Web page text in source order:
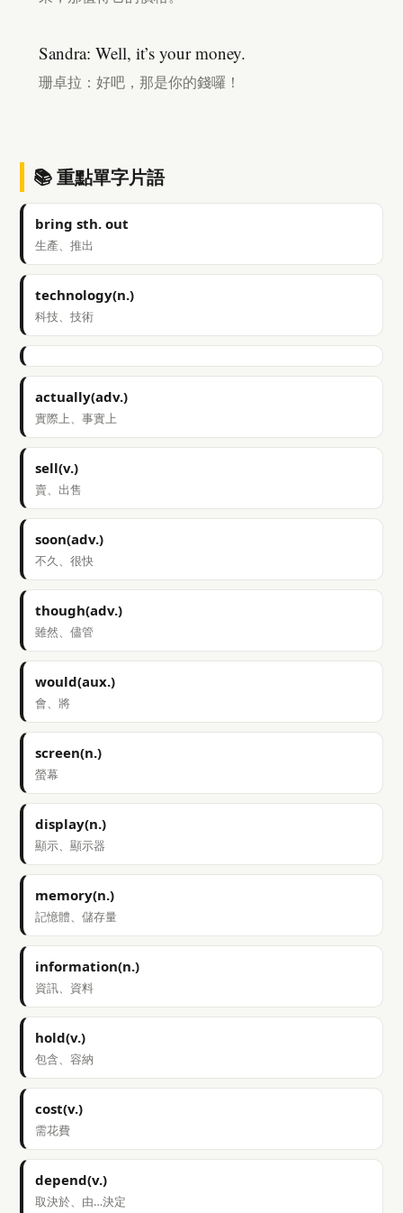
Sandra: Well, it’s your money.
珊卓拉：好吧，那是你的錢囉！
📚 重點單字片語
bring sth. out
生產、推出
technology(n.)
科技、技術
actually(adv.)
實際上、事實上
sell(v.)
賣、出售
soon(adv.)
不久、很快
though(adv.)
雖然、儘管
would(aux.)
會、將
screen(n.)
螢幕
display(n.)
顯示、顯示器
memory(n.)
記憶體、儲存量
information(n.)
資訊、資料
hold(v.)
包含、容納
cost(v.)
需花費
depend(v.)
取決於、由…決定